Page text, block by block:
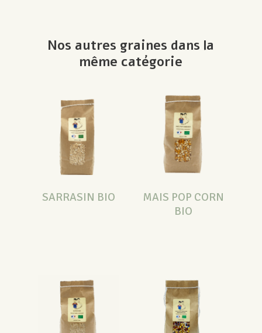
Nos autres graines dans la
même catégorie
SARRASIN BIO
MAIS POP CORN
BIO